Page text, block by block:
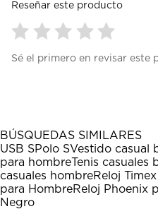
Reseñar este producto
para
1
estrella
Esta
acción
abrirá
el
para
estrellas.
Esta
acción
abrirá
el
para
estrellas.
Esta
acción
abrirá
el
para
estrellas.
Esta
acción
abrirá
el
para
estrellas.
Esta
acción
abrirá
el
Sé el primero en revisar este
BÚSQUEDAS SIMILARES
USB SPolo SVestido casual
para hombreTenis casuales
casuales hombreReloj
para HombreReloj Phoenix
Negro